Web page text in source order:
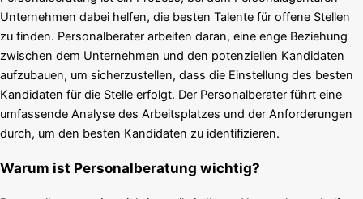
Unternehmen dabei helfen, die besten Talente für offene Stellen
zu finden. Personalberater arbeiten daran, eine enge Beziehung
zwischen dem Unternehmen und den potenziellen Kandidaten
aufzubauen, um sicherzustellen, dass die Einstellung des besten
Kandidaten für die Stelle erfolgt. Der Personalberater führt eine
umfassende Analyse des Arbeitsplatzes und der Anforderungen
durch, um den besten Kandidaten zu identifizieren.
Warum ist Personalberatung wichtig?